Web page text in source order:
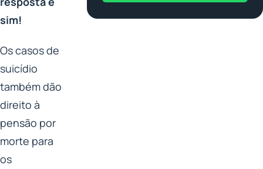
sim!
Os casos de
suicídio
também dão
direito à
pensão por
morte para
os